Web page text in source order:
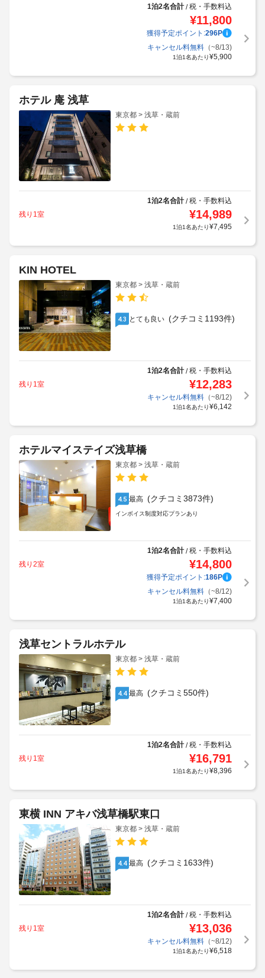
1泊2名合計/税・手数料込
¥11,800
獲得予定ポイント:296P
キャンセル料無料（~8/13)
1泊1名あたり¥5,900
ホテル 庵 浅草
東京都 > 浅草・蔵前
1泊2名合計/税・手数料込
残り1室
¥14,989
1泊1名あたり¥7,495
KIN HOTEL
東京都 > 浅草・蔵前
4.3 とても良い (クチコミ1193件)
1泊2名合計/税・手数料込
残り1室
¥12,283
キャンセル料無料（~8/12)
1泊1名あたり¥6,142
ホテルマイステイズ浅草橋
東京都 > 浅草・蔵前
4.5 最高 (クチコミ3873件)
インボイス制度対応プランあり
1泊2名合計/税・手数料込
残り2室
¥14,800
獲得予定ポイント:186P
キャンセル料無料（~8/12)
1泊1名あたり¥7,400
浅草セントラルホテル
東京都 > 浅草・蔵前
4.4 最高 (クチコミ550件)
1泊2名合計/税・手数料込
残り1室
¥16,791
1泊1名あたり¥8,396
東横 INN アキバ浅草橋駅東口
東京都 > 浅草・蔵前
4.4 最高 (クチコミ1633件)
1泊2名合計/税・手数料込
残り1室
¥13,036
キャンセル料無料（~8/12)
1泊1名あたり¥6,518